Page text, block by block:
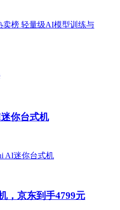
你台式机
，京东到手4799元